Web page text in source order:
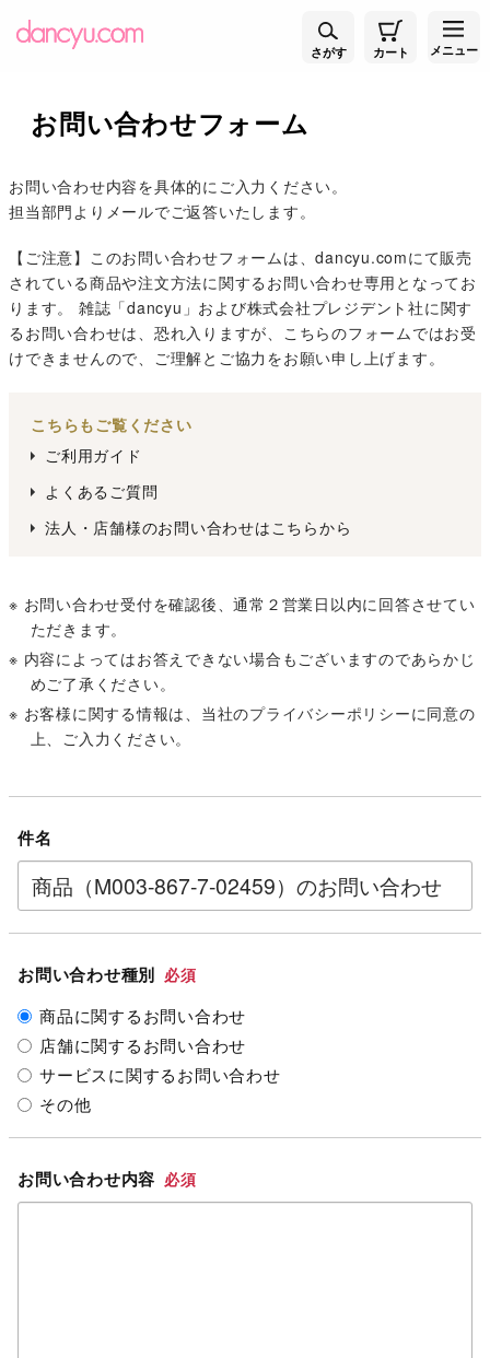
さがす カート メニュー
お問い合わせフォーム
お問い合わせ内容を具体的にご入力ください。
担当部門よりメールでご返答いたします。
【ご注意】このお問い合わせフォームは、dancyu.comにて販売
されている商品や注文方法に関するお問い合わせ専用となってお
ります。 雑誌「dancyu」および株式会社プレジデント社に関す
るお問い合わせは、恐れ入りますが、こちらのフォームではお受
けできませんので、ご理解とご協力をお願い申し上げます。
こちらもご覧ください
ご利用ガイド
よくあるご質問
法人・店舗様のお問い合わせはこちらから
※ お問い合わせ受付を確認後、通常２営業日以内に回答させてい
ただきます。
※ 内容によってはお答えできない場合もございますのであらかじ
めご了承ください。
※ お客様に関する情報は、当社のプライバシーポリシーに同意の
上、ご入力ください。
件名
お問い合わせ種別 必須
商品に関するお問い合わせ
店舗に関するお問い合わせ
サービスに関するお問い合わせ
その他
お問い合わせ内容 必須